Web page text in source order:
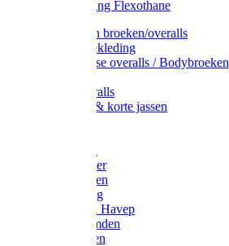
Regenkleding Flexothane
Toebehoren broeken/overalls
Signalisatiekleding
Amerikaanse overalls / Bodybroeken
Kinderoveralls
Stofjassen & korte jassen
Bodywarmer
Werkbroeken
Zaagkleding
Werkjassen Havep
Thermohemden
Overhemden